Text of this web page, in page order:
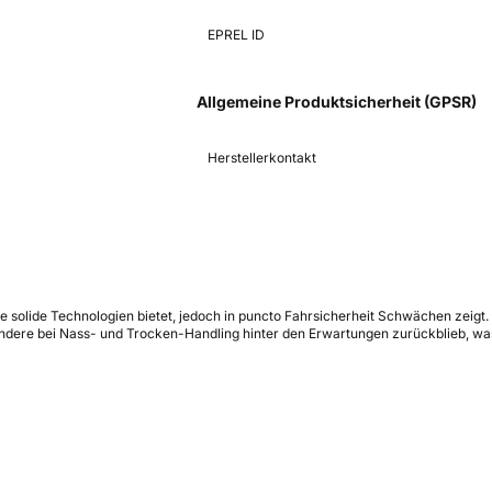
EPREL ID
Allgemeine Produktsicherheit (GPSR)
Herstellerkontakt
Technologien bietet, jedoch in puncto Fahrsicherheit Schwächen
bei Nass- und Trocken-Handling hinter den Erwartungen zurückblieb,